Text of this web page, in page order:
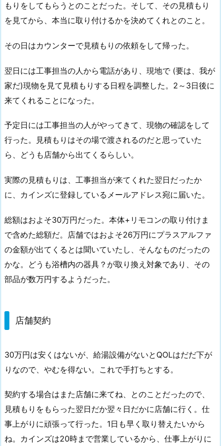
もりをしてもらうとのことだった。そして、その見積もり
を見てから、本当に取り付けるかを決めてくれとのこと。
その日はカウンターで見積もりの依頼をして帰った。
翌日には工事担当の人から電話があり、現地で (要は、我が
家だ)現物を見て見積もりする日程を調整した。2～3日後に
来てくれることになった。
予定日には工事担当の人がやってきて、現物の確認をして
行った。見積もりはその場で渡されるのだと思っていた
ら、どうも店舗から出てくるらしい。
実際の見積もりは、工事担当が来てくれた翌日だったか
に、カインズに登録しているメールアドレス宛に届いた。
総額はおよそ30万円だった。本体+リモコンの取り付けま
で含めた総額だ。店舗ではおよそ26万円にプラスアルファ
の金額が出てくるとは聞いていたし、そんなものだったの
かな。どうも浴槽内の器具？が取り換え対象であり、その
部品が数万円するようだった。
店舗契約
30万円は安くはないが、給湯設備がないとQOLはだだ下が
りなので、やむを得ない。これで手打ちとする。
契約する場合はまた店舗に来てね、とのことだったので、
見積もりをもらった翌日だか翌々日だかに店舗に行く。仕
事上がりに頑張って行った。1日も早く取り替えたいから
ね。カインズは20時まで営業しているから、仕事上がりに